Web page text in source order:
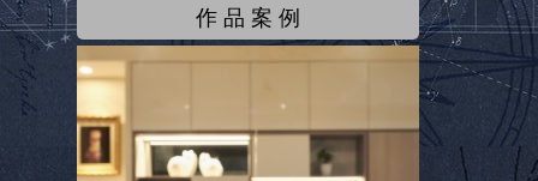
作 品 案 例